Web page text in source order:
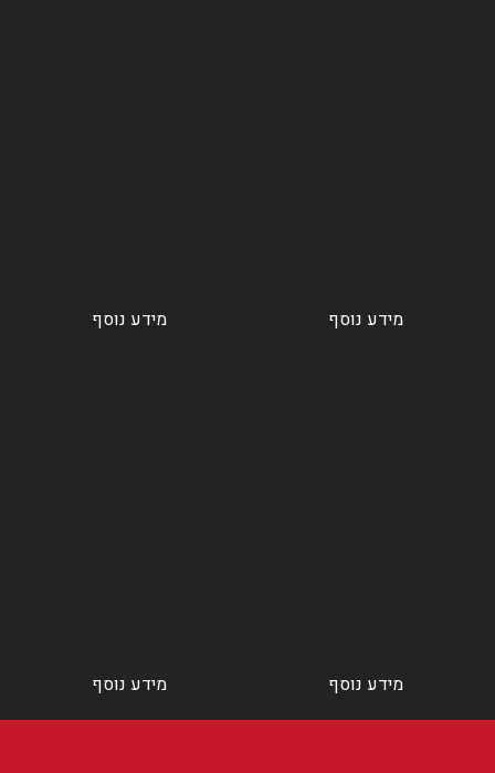
מידע נוסף מידע נוסף
מידע נוסף מידע נוסף